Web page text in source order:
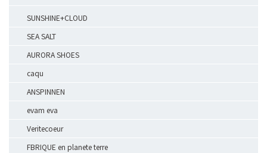
SUNSHINE+CLOUD
SEA SALT
AURORA SHOES
caqu
ANSPINNEN
evam eva
Veritecoeur
FBRIQUE en planete terre